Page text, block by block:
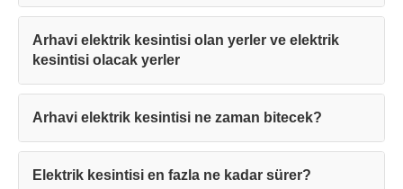
Arhavi elektrik kesintisi olan yerler ve elektrik
kesintisi olacak yerler
Arhavi elektrik kesintisi ne zaman bitecek?
Elektrik kesintisi en fazla ne kadar sürer?